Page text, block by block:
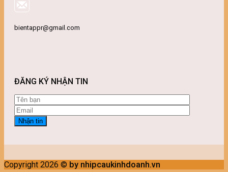
bientappr@gmail.com
ĐĂNG KÝ NHẬN TIN
Copyright 2026 © by nhipcaukinhdoanh.vn